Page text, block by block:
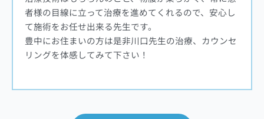
者様の目線に立って治療を進めてくれるので、安心し
て施術をお任せ出来る先生です。
豊中にお住まいの方は是非川口先生の治療、カウンセ
リングを体感してみて下さい！